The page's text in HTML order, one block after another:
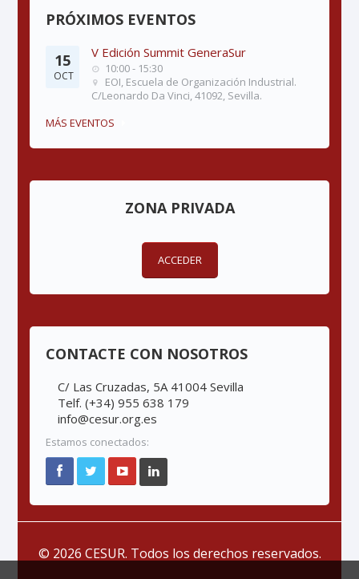
PRÓXIMOS EVENTOS
15
OCT
V Edición Summit GeneraSur
10:00 - 15:30
EOI, Escuela de Organización Industrial.
C/Leonardo Da Vinci, 41092, Sevilla.
MÁS EVENTOS
ZONA PRIVADA
ACCEDER
CONTACTE CON NOSOTROS
C/ Las Cruzadas, 5A 41004 Sevilla
Telf. (+34) 955 638 179
info@cesur.org.es
Estamos conectados:
© 2026 CESUR. Todos los derechos reservados.